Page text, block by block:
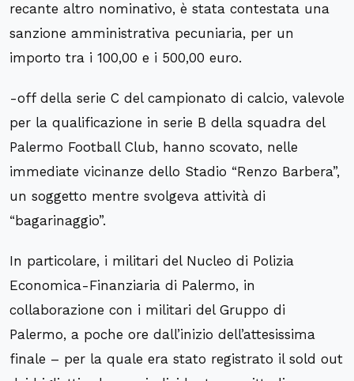
recante altro nominativo, è stata contestata una
sanzione amministrativa pecuniaria, per un
importo tra i 100,00 e i 500,00 euro.
-off della serie C del campionato di calcio, valevole
per la qualificazione in serie B della squadra del
Palermo Football Club, hanno scovato, nelle
immediate vicinanze dello Stadio “Renzo Barbera”,
un soggetto mentre svolgeva attività di
“bagarinaggio”.
In particolare, i militari del Nucleo di Polizia
Economica-Finanziaria di Palermo, in
collaborazione con i militari del Gruppo di
Palermo, a poche ore dall’inizio dell’attesissima
finale – per la quale era stato registrato il sold out